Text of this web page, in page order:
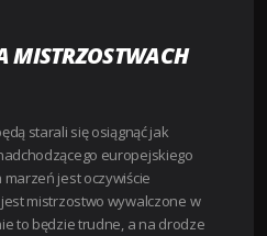
MISTRZOSTWACH
starali się osiągnąć jak
europejskiego
jest oczywiście
mistrzostwo wywalczone w
to będzie trudne, a na drodze